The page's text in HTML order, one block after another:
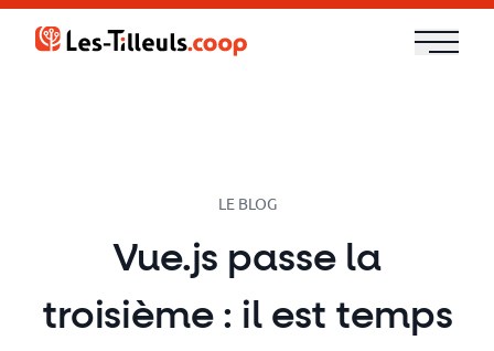
Aller
Formations
Cloud
et
LE BLOG
Vue.js passe la
troisième : il est temps